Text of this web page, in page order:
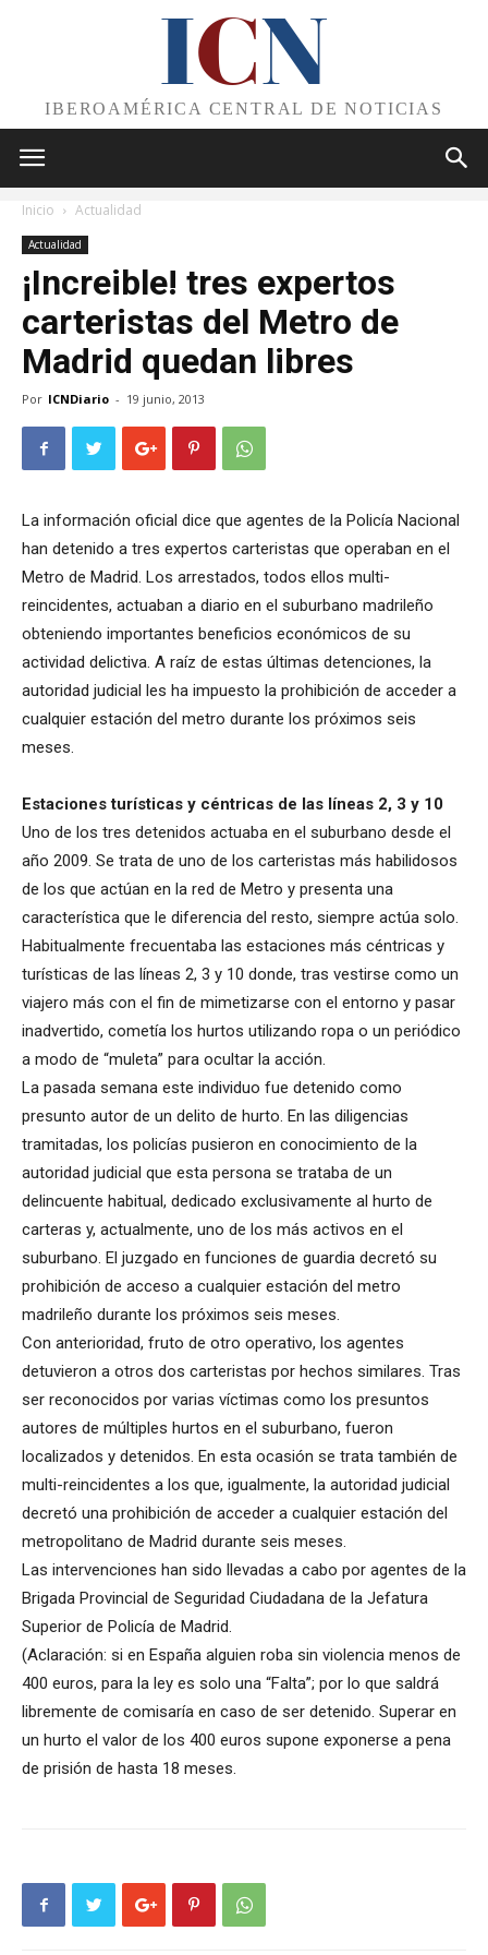
ICN
IBEROAMÉRICA CENTRAL DE NOTICIAS
Inicio Actualidad
Actualidad
¡Increible! tres expertos
carteristas del Metro de
Madrid quedan libres
Por ICNDiario - 19 junio, 2013
La información oficial dice que agentes de la Policía Nacional
han detenido a tres expertos carteristas que operaban en el
Metro de Madrid. Los arrestados, todos ellos multi-
reincidentes, actuaban a diario en el suburbano madrileño
obteniendo importantes beneficios económicos de su
actividad delictiva. A raíz de estas últimas detenciones, la
autoridad judicial les ha impuesto la prohibición de acceder a
cualquier estación del metro durante los próximos seis
meses.
Estaciones turísticas y céntricas de las líneas 2, 3 y 10
Uno de los tres detenidos actuaba en el suburbano desde el
año 2009. Se trata de uno de los carteristas más habilidosos
de los que actúan en la red de Metro y presenta una
característica que le diferencia del resto, siempre actúa solo.
Habitualmente frecuentaba las estaciones más céntricas y
turísticas de las líneas 2, 3 y 10 donde, tras vestirse como un
viajero más con el fin de mimetizarse con el entorno y pasar
inadvertido, cometía los hurtos utilizando ropa o un periódico
a modo de “muleta” para ocultar la acción.
La pasada semana este individuo fue detenido como
presunto autor de un delito de hurto. En las diligencias
tramitadas, los policías pusieron en conocimiento de la
autoridad judicial que esta persona se trataba de un
delincuente habitual, dedicado exclusivamente al hurto de
carteras y, actualmente, uno de los más activos en el
suburbano. El juzgado en funciones de guardia decretó su
prohibición de acceso a cualquier estación del metro
madrileño durante los próximos seis meses.
Con anterioridad, fruto de otro operativo, los agentes
detuvieron a otros dos carteristas por hechos similares. Tras
ser reconocidos por varias víctimas como los presuntos
autores de múltiples hurtos en el suburbano, fueron
localizados y detenidos. En esta ocasión se trata también de
multi-reincidentes a los que, igualmente, la autoridad judicial
decretó una prohibición de acceder a cualquier estación del
metropolitano de Madrid durante seis meses.
Las intervenciones han sido llevadas a cabo por agentes de la
Brigada Provincial de Seguridad Ciudadana de la Jefatura
Superior de Policía de Madrid.
(Aclaración: si en España alguien roba sin violencia menos de
400 euros, para la ley es solo una “Falta”; por lo que saldrá
libremente de comisaría en caso de ser detenido. Superar en
un hurto el valor de los 400 euros supone exponerse a pena
de prisión de hasta 18 meses.